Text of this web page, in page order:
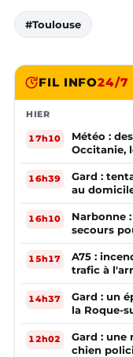
#Toulouse
FIL INFO24/7
HIER
17h10
Météo :
Occitanie,
16h39
Gard :
au
16h10
Narbonne
secours
15h17
A75 :
trafic à
14h37
Gard : un
la Roque-
12h02
Gard : une
chien